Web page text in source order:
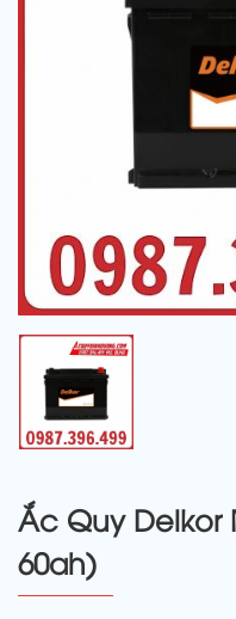
Ắc Quy Delkor
60ah)